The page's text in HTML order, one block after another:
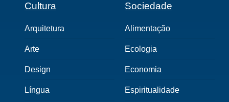
Cultura
Arquitetura
Arte
Design
Língua
Sociedade
Alimentação
Ecologia
Economia
Espiritualidade